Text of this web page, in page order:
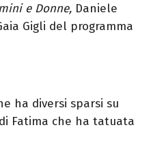
e Donne, Daniele
Gigli del programma
ha diversi sparsi su
Fatima che ha tatuata